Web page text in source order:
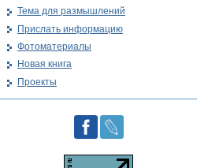
Тема для размышлений
Прислать информацию
Фотоматериалы
Новая книга
Проекты